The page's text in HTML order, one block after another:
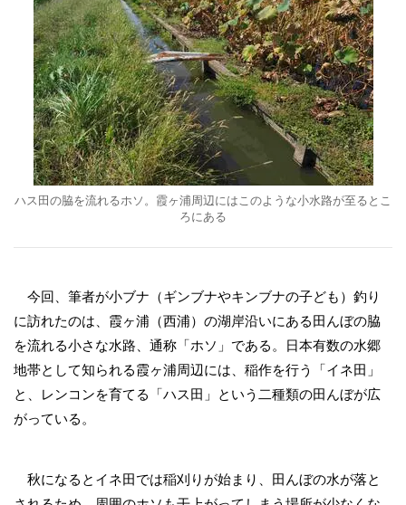
ハス田の脇を流れるホソ。霞ヶ浦周辺にはこのような小水路が至るとこ
ろにある
今回、筆者が小ブナ（ギンブナやキンブナの子ども）釣り
に訪れたのは、霞ヶ浦（西浦）の湖岸沿いにある田んぼの脇
を流れる小さな水路、通称「ホソ」である。日本有数の水郷
地帯として知られる霞ヶ浦周辺には、稲作を行う「イネ田」
と、レンコンを育てる「ハス田」という二種類の田んぼが広
がっている。
秋になるとイネ田では稲刈りが始まり、田んぼの水が落と